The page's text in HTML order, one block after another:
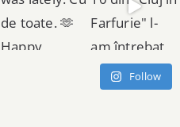
Follow